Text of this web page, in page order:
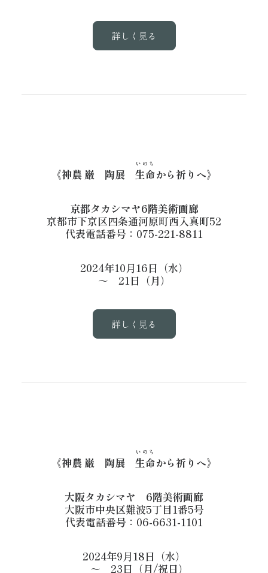
詳しく見る
《神農 巌 陶展 生命
いのち
から祈りへ》
京都タカシマヤ6階美術画廊
京都市下京区四条通河原町西入真町52
代表電話番号：075-221-8811
2024年10月16日（水）
～ 21日（月）
詳しく見る
《神農 巌 陶展 生命
いのち
から祈りへ》
大阪タカシマヤ 6階美術画廊
大阪市中央区難波5丁目1番5号
代表電話番号：06-6631-1101
2024年9月18日（水）
～ 23日（月/祝日）